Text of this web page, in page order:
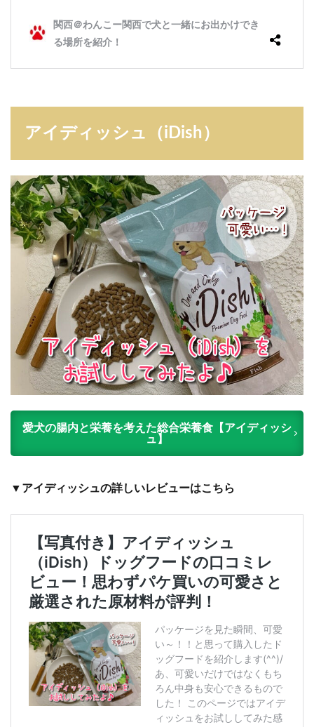
アイディッシュ（iDish）
愛犬の腸内と栄養を考えた総合栄養食【アイディッシ
ュ】
▼アイディッシュの詳しいレビューはこちら